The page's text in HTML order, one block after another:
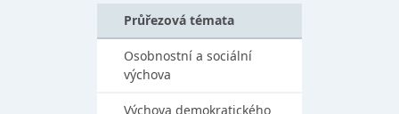
Průřezová témata
Osobnostní a sociální
výchova
Výchova demokratického